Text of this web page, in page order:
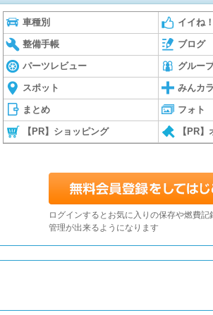
車種別 イイね！
整備手帳 ブログ
パーツレビュー グルー
スポット みんカ
まとめ フォト
【PR】ショッピング 【PR
ログインするとお気に入りの保存や燃費記
管理が出来るようになります